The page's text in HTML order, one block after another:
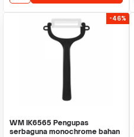
-46%
WM IK6565 Pengupas
serbaguna monochrome bahan